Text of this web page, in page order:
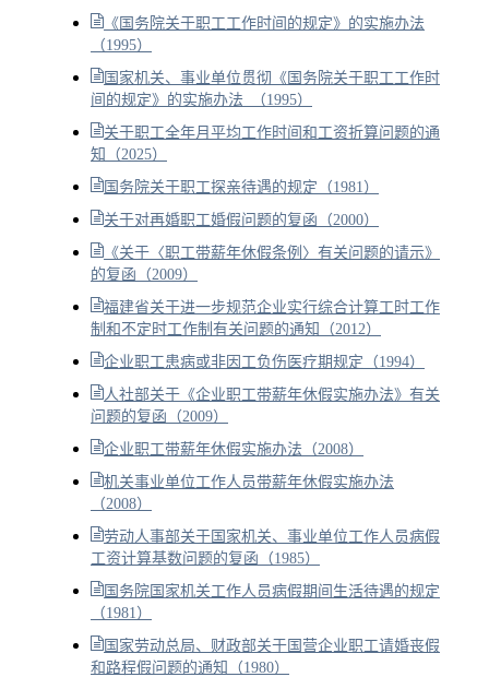
《国务院关于职工工作时间的规定》的实施办法
（1995）
国家机关、事业单位贯彻《国务院关于职工工作时
间的规定》的实施办法 （1995）
关于职工全年月平均工作时间和工资折算问题的通
知（2025）
国务院关于职工探亲待遇的规定（1981）
关于对再婚职工婚假问题的复函（2000）
《关于〈职工带薪年休假条例〉有关问题的请示》
的复函（2009）
福建省关于进一步规范企业实行综合计算工时工作
制和不定时工作制有关问题的通知（2012）
企业职工患病或非因工负伤医疗期规定（1994）
人社部关于《企业职工带薪年休假实施办法》有关
问题的复函（2009）
企业职工带薪年休假实施办法（2008）
机关事业单位工作人员带薪年休假实施办法
（2008）
劳动人事部关于国家机关、事业单位工作人员病假
工资计算基数问题的复函（1985）
国务院国家机关工作人员病假期间生活待遇的规定
（1981）
国家劳动总局、财政部关于国营企业职工请婚丧假
和路程假问题的通知（1980）